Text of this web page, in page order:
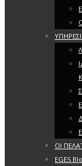
ΟΙ
EGES